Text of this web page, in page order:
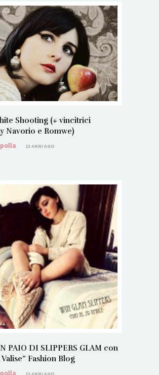
Shooting (+ vincitrici
Navorio e Romwe)
13 ANNI AGO
PAIO DI SLIPPERS GLAM con
Valise” Fashion Blog